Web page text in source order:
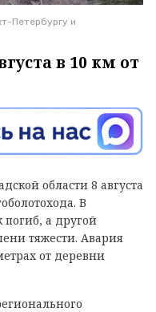
Петербургу и
в 10 км от
области 8 августа
В
погиб, а другой
тяжести. Авария
от деревни